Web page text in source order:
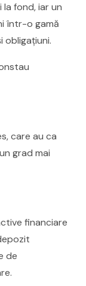
fond, iar un
într-o gamă
obligațiuni.
care au ca
grad mai
financiare
de